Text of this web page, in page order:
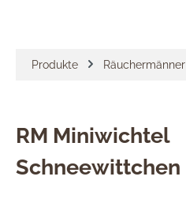
Produkte Räuchermänner
RM Miniwichtel
Schneewittchen